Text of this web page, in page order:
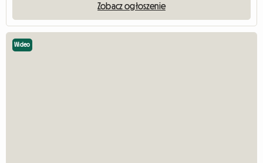
Zobacz ogłoszenie
Wideo